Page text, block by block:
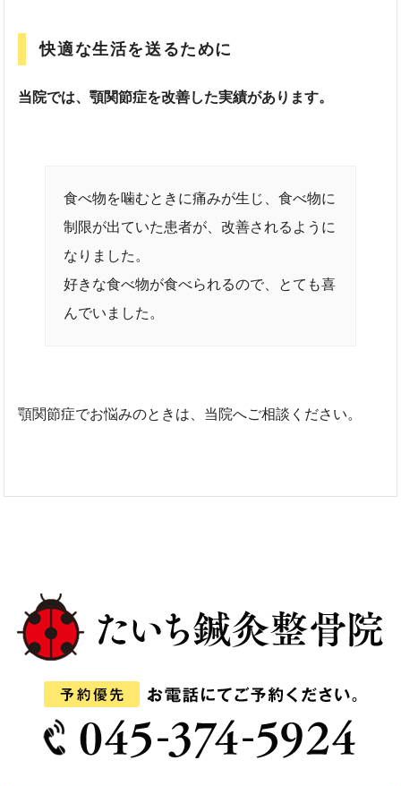
快適な生活を送るために
当院では、顎関節症を改善した実績があります。
食べ物を噛むときに痛みが生じ、食べ物に
制限が出ていた患者が、改善されるように
なりました。
好きな食べ物が食べられるので、とても喜
んでいました。
顎関節症でお悩みのときは、当院へご相談ください。